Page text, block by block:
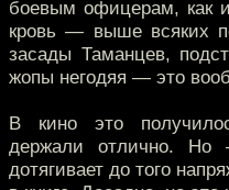
боевым офицерам, как
кровь — выше всяких
засады Таманцев,
жопы негодяя — это
В кино это
держали отлично.
дотягивает до того